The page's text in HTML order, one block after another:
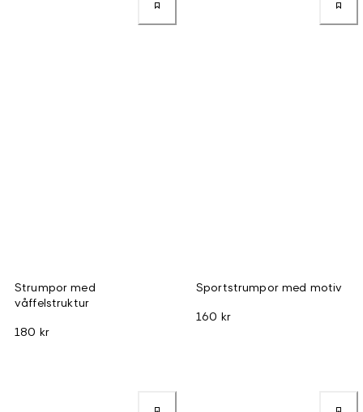
Strumpor med
våffelstruktur
180 kr
Sportstrumpor med motiv
160 kr